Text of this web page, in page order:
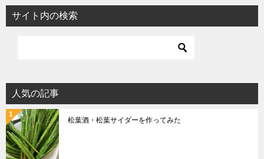
サイト内の検索
人気の記事
松葉酒・松葉サイダーを作ってみた